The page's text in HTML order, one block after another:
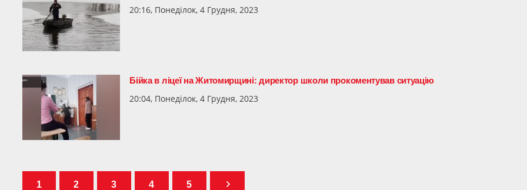
20:16, Понеділок, 4 Грудня, 2023
Бійка в ліцеї на Житомирщині: директор школи прокоментував ситуацію
20:04, Понеділок, 4 Грудня, 2023
1 2 3 4 5